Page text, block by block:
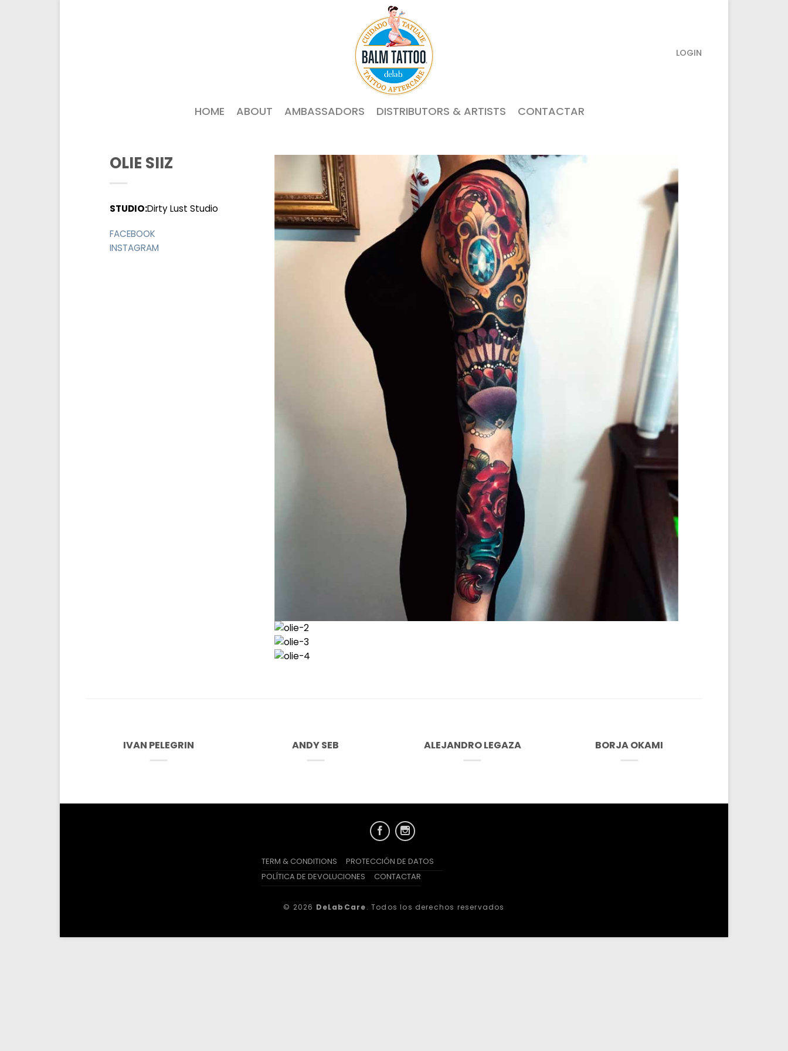
LOGIN
HOME ABOUT AMBASSADORS DISTRIBUTORS & ARTISTS CONTACTAR
OLIE SIIZ
STUDIO:Dirty Lust Studio
FACEBOOK
INSTAGRAM
IVAN PELEGRIN ANDY SEB ALEJANDRO LEGAZA BORJA OKAMI
TERM & CONDITIONS
PROTECCIÓN DE DATOS
POLÍTICA DE DEVOLUCIONES
CONTACTAR
© 2026 DeLabCare. Todos los derechos reservados